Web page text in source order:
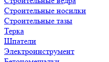
Строительные носилки
Строительные тазы
Терка
Шпатели
Электроинструмент